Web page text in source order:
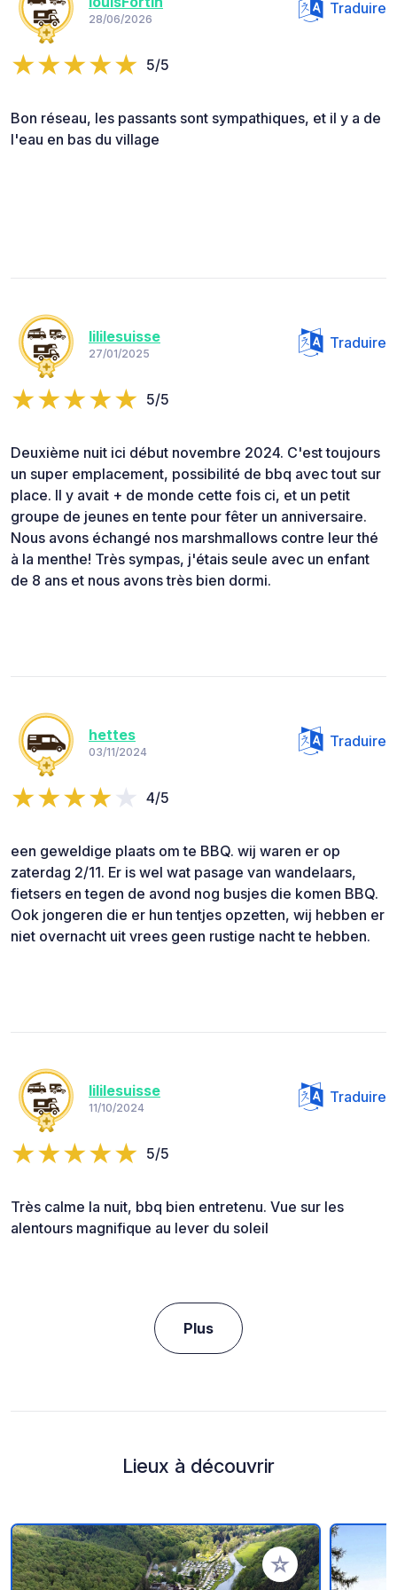
28/06/2026
Traduire
5/5
Bon réseau, les passants sont sympathiques, et il y a de
l'eau en bas du village
lililesuisse
27/01/2025
Traduire
5/5
Deuxième nuit ici début novembre 2024. C'est toujours
un super emplacement, possibilité de bbq avec tout sur
place. Il y avait + de monde cette fois ci, et un petit
groupe de jeunes en tente pour fêter un anniversaire.
Nous avons échangé nos marshmallows contre leur thé
à la menthe! Très sympas, j'étais seule avec un enfant
de 8 ans et nous avons très bien dormi.
hettes
03/11/2024
Traduire
4/5
een geweldige plaats om te BBQ. wij waren er op
zaterdag 2/11. Er is wel wat pasage van wandelaars,
fietsers en tegen de avond nog busjes die komen BBQ.
Ook jongeren die er hun tentjes opzetten, wij hebben er
niet overnacht uit vrees geen rustige nacht te hebben.
lililesuisse
11/10/2024
Traduire
5/5
Très calme la nuit, bbq bien entretenu. Vue sur les
alentours magnifique au lever du soleil
Plus
Lieux à découvrir